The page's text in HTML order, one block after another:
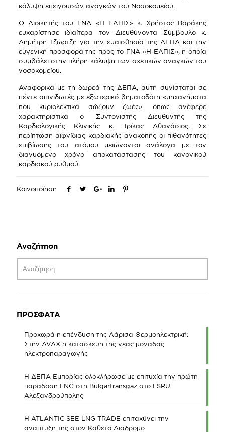
κάλυψη επειγουσών αναγκών του Νοσοκομείου.
Ο Διοικητής του ΓΝΑ «Η ΕΛΠΙΣ» κ. Χρήστος Βαράκης
ευχαρίστησε ιδιαίτερα τον Διευθύνοντα Σύμβουλο κ.
Δημήτρη Τζώρτζη για την ευαισθησία της ΔΕΠΑ και την
ευγενική προσφορά της προς το ΓΝΑ «Η ΕΛΠΙΣ», η οποία
συμβάλει στην πλήρη κάλυψη των σχετικών αναγκών του
νοσοκομείου.
Αναφορικά με τη δωρεά της ΔΕΠΑ, αυτή συνίσταται σε
πέντε απινιδωτές με εξωτερικό βηματοδότη «μηχανήματα
που κυριολεκτικά σώζουν ζωές», όπως ανέφερε
χαρακτηριστικά ο Συντονιστής Διευθυντής της
Καρδιολογικής Κλινικής κ. Τρίκας Αθανάσιος. Σε
περίπτωση αιφνίδιας καρδιακής ανακοπής οι πιθανότητες
επιβίωσης του ατόμου μειώνονται ανάλογα με τον
διανυόμενο χρόνο αποκατάστασης του κανονικού
καρδιακού ρυθμού.
Κοινοποίηση
Αναζήτηση
ΠΡΟΣΦΑΤΑ
Προχωρά η επένδυση της Λάρισα Θερμοηλεκτρική:
Στην AVAX η κατασκευή της νέας μονάδας
ηλεκτροπαραγωγής
Η ΔΕΠΑ Εμπορίας ολοκλήρωσε με επιτυχία την πρώτη
παράδοση LNG στη Bulgartransgaz στο FSRU
Αλεξανδρούπολης
Η ATLANTIC SEE LNG TRADE επιταχύνει την
ανάπτυξή της στον Κάθετο Διάδρομο